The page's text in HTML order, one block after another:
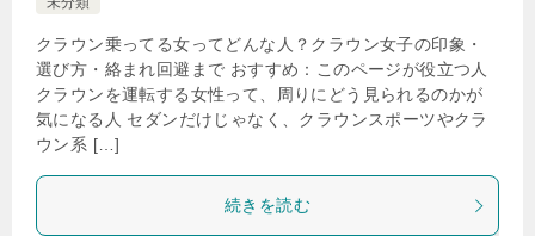
クラウン乗ってる女ってどんな人？クラウン女子の印象・
選び方・絡まれ回避まで おすすめ：このページが役立つ人
クラウンを運転する女性って、周りにどう見られるのかが
気になる人 セダンだけじゃなく、クラウンスポーツやクラ
ウン系 […]
続きを読む